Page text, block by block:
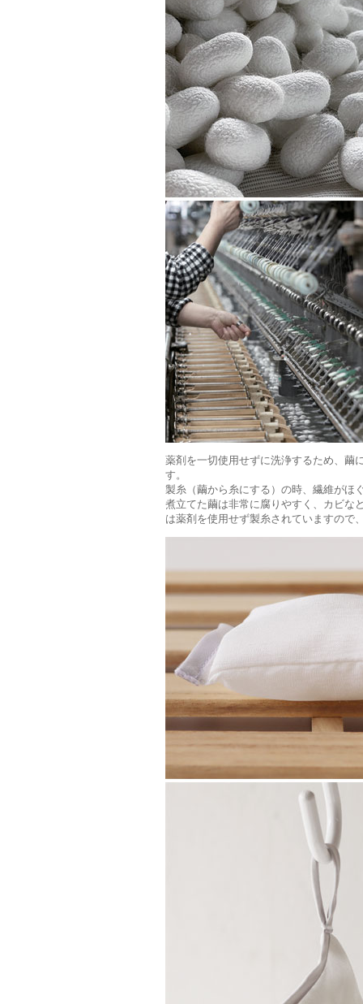
薬剤を一切使用せずに洗浄するため、繭
す。
製糸（繭から糸にする）の時、繊維がほ
煮立てた繭は非常に腐りやすく、カビな
は薬剤を使用せず製糸されていますので